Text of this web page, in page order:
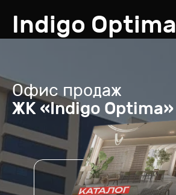
Indigo Optima
Офис продаж
ЖК «Indigo Optima»